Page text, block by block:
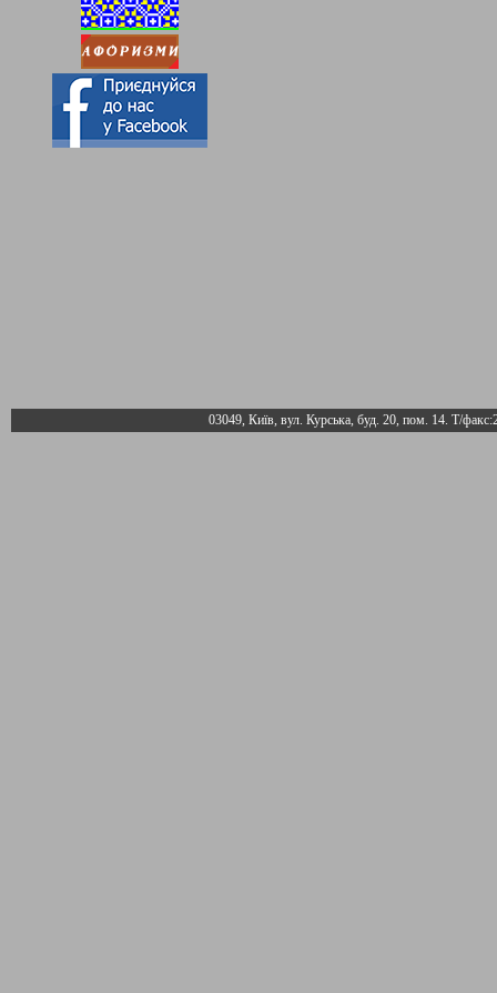
03049, Київ, вул. Курська, буд. 20, пом. 14. Т/